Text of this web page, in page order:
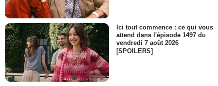
Ici tout commence : ce qui vous
attend dans l'épisode 1497 du
vendredi 7 août 2026
[SPOILERS]